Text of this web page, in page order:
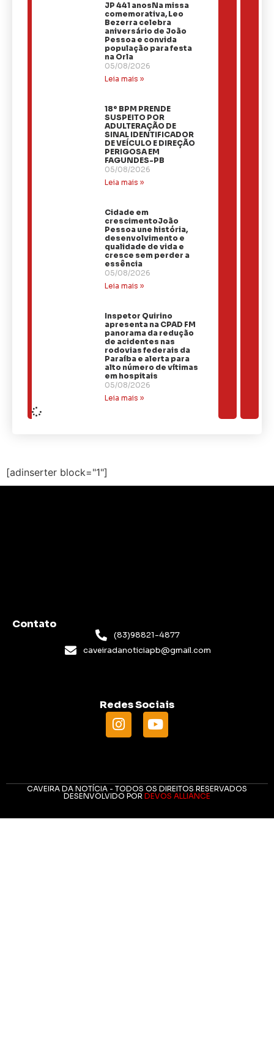
JP 441 anosNa missa
comemorativa, Leo
Bezerra celebra
aniversário de João
Pessoa e convida
população para festa
na Orla
05/08/2026
Leia mais »
18º BPM PRENDE
SUSPEITO POR
ADULTERAÇÃO DE
SINAL IDENTIFICADOR
DE VEÍCULO E DIREÇÃO
PERIGOSA EM
FAGUNDES-PB
05/08/2026
Leia mais »
Cidade em
crescimentoJoão
Pessoa une história,
desenvolvimento e
qualidade de vida e
cresce sem perder a
essência
05/08/2026
Leia mais »
Inspetor Quirino
apresenta na CPAD FM
panorama da redução
de acidentes nas
rodovias federais da
Paraíba e alerta para
alto número de vítimas
em hospitais
05/08/2026
Leia mais »
[adinserter block="1"]
Contato
(83)98821-4877
caveiradanoticiapb@gmail.com
Redes Sociais
CAVEIRA DA NOTÍCIA - TODOS OS DIREITOS RESERVADOS
DESENVOLVIDO POR DEVOS ALLIANCE